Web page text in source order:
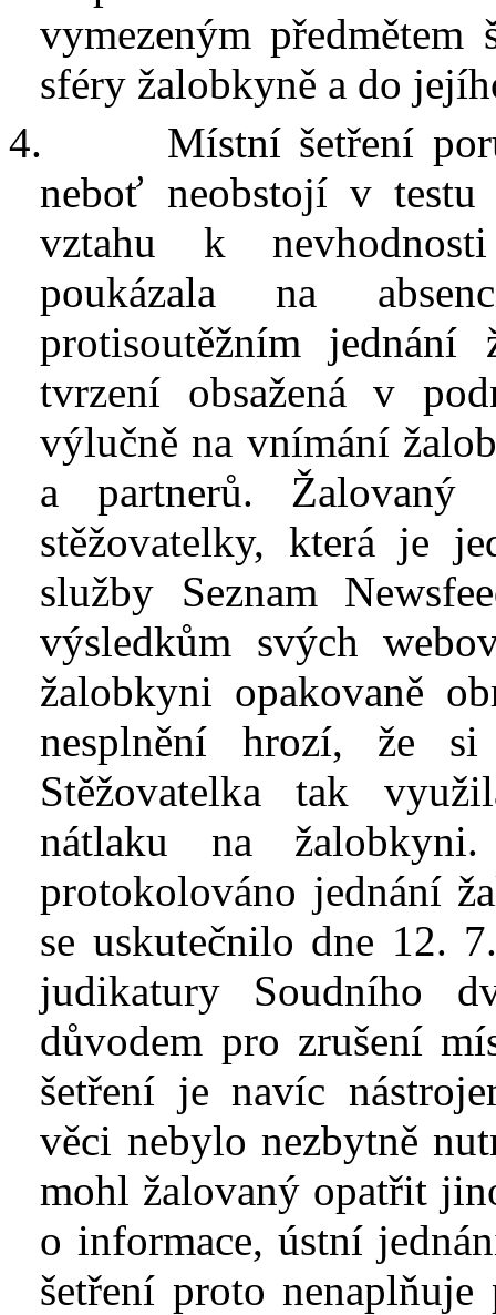
vymezeným předmětem
sféry žalobkyně a do
4.
Místní šetření
neboť neobstojí v testu
vztahu k
poukázala na
protisoutěžním jednání
tvrzení obsažená v
výlučně na vnímání
a partnerů. Žalovaný
stěžovatelky, která je
služby Seznam
výsledkům svých
žalobkyni opakovaně
nesplnění hrozí, že
Stěžovatelka tak
nátlaku na
protokolováno jednání
se uskutečnilo dne 12.
judikatury Soudního
důvodem pro zrušení
šetření je navíc
věci nebylo nezbytně
mohl žalovaný opatřit
o informace, ústní
šetření proto